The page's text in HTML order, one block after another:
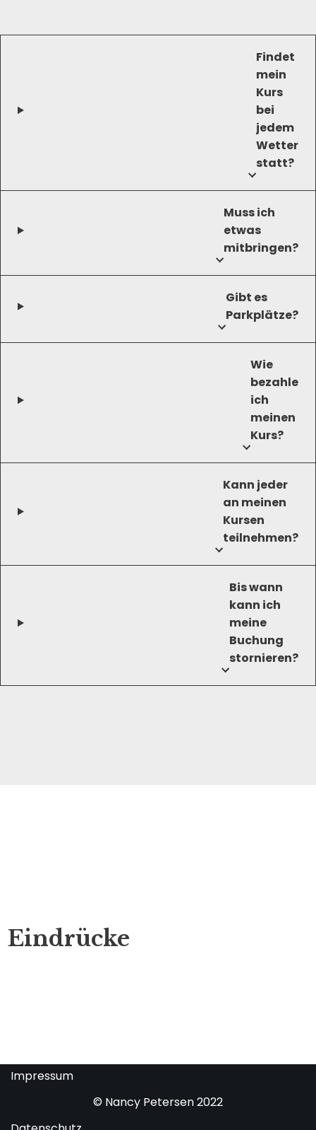
Findet
mein
Kurs
bei
jedem
Wetter
statt?
Muss ich
etwas
mitbringen?
Gibt es
Parkplätze?
Wie
bezahle
ich
meinen
Kurs?
Kann jeder
an meinen
Kursen
teilnehmen?
Bis wann
kann ich
meine
Buchung
stornieren?
Eindrücke
Impressum
© Nancy Petersen 2022